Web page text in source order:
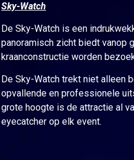
Sky-Watch
De Sky-Watch is een
panoramisch zicht biedt vanop
kraanconstructie worden
De Sky-Watch trekt niet alleen
opvallende en professionele
grote hoogte is de attractie al
eyecatcher op elk event.